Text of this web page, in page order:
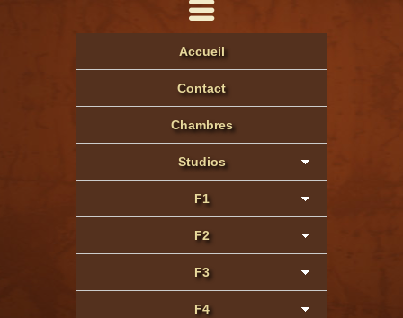
Accueil
Contact
Chambres
Studios
F1
F2
F3
F4